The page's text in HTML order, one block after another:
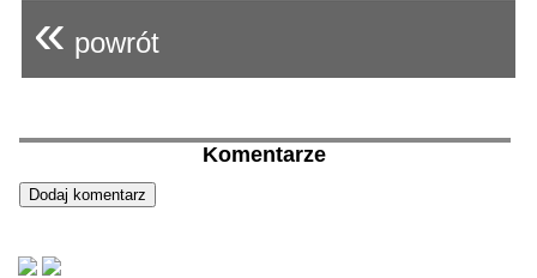
« powrót
Komentarze